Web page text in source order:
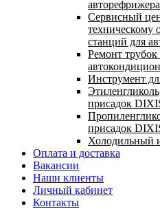
Сервисный
техническому
станций для
Ремонт
Инструмент
присадок
присадок
Холодильный
Оплата и доставка
Вакансии
Наши клиенты
Личный кабинет
Контакты